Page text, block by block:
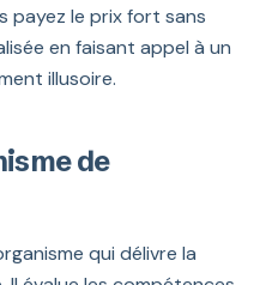
payez le prix fort sans
en faisant appel à un
illusoire.
de
qui délivre la